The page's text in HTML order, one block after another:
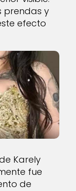
prendas y
efecto
Karely
fue
de